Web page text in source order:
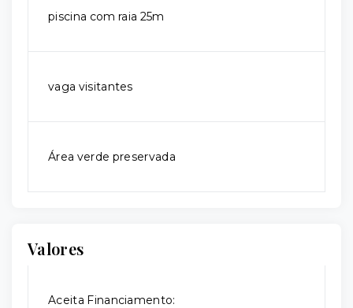
piscina com raia 25m
vaga visitantes
Área verde preservada
Valores
Aceita Financiamento: